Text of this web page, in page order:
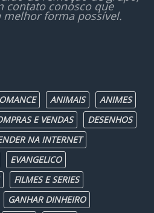
contato conosco que
forma possível.
ANIMAIS
ANIMES
E VENDAS
DESENHOS
NA INTERNET
EVANGELICO
FILMES E SERIES
GANHAR DINHEIRO